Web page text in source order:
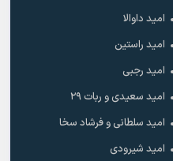
امید داوالا
امید راستین
امید رجبی
امید سعیدی و ربات ۲۹
امید سلطانی و فرشاد سخا
امید شیرودی